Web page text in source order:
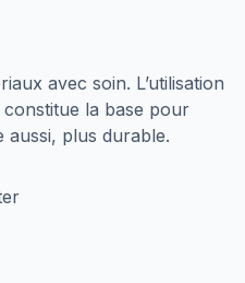
avec soin. L’utilisation
la base pour
plus durable.